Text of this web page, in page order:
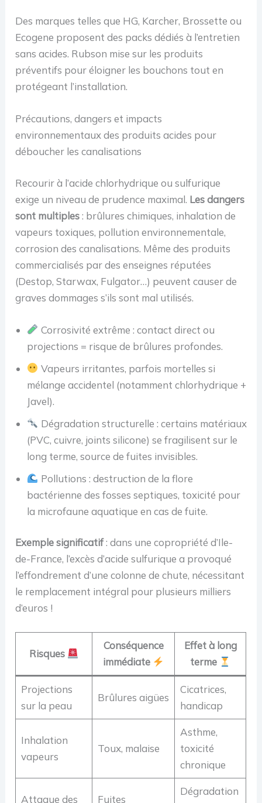
Des marques telles que HG, Karcher, Brossette ou
Ecogene proposent des packs dédiés à l’entretien
sans acides. Rubson mise sur les produits
préventifs pour éloigner les bouchons tout en
protégeant l’installation.
Précautions, dangers et impacts
environnementaux des produits acides pour
déboucher les canalisations
Recourir à l’acide chlorhydrique ou sulfurique
exige un niveau de prudence maximal. Les dangers
sont multiples: brûlures chimiques, inhalation de
vapeurs toxiques, pollution environnementale,
corrosion des canalisations. Même des produits
commercialisés par des enseignes réputées
(Destop, Starwax, Fulgator…) peuvent causer de
graves dommages s’ils sont mal utilisés.
Corrosivité extrême : contact direct ou
projections = risque de brûlures profondes.
Vapeurs irritantes, parfois mortelles si
mélange accidentel (notamment chlorhydrique +
Javel).
Dégradation structurelle : certains matériaux
(PVC, cuivre, joints silicone) se fragilisent sur le
long terme, source de fuites invisibles.
Pollutions : destruction de la flore
bactérienne des fosses septiques, toxicité pour
la microfaune aquatique en cas de fuite.
Exemple significatif: dans une copropriété d’Ile-
de-France, l’excès d’acide sulfurique a provoqué
l’effondrement d’une colonne de chute, nécessitant
le remplacement intégral pour plusieurs milliers
d’euros !
Risques
Conséquence
immédiate
Effet à long
terme
Projections
sur la peau
Brûlures aigües
Cicatrices,
handicap
Inhalation
vapeurs
Toux, malaise
Asthme,
toxicité
chronique
Attaque des Fuites
Dégradation